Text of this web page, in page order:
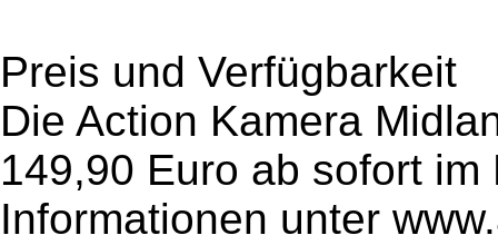
Preis und Verfügbarkeit
Die Action Kamera
149,90 Euro ab sofort
Informationen unter